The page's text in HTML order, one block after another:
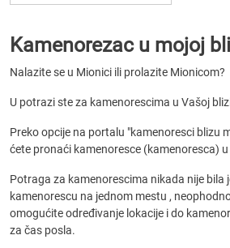
Kamenorezac u mojoj
Nalazite se u Mionici ili prolazite Mionicom?
U potrazi ste za kamenorescima u Vašoj
Preko opcije na portalu "kamenoresci blizu
ćete pronaći kamenoresce (kamenoresca)
Potraga za kamenorescima nikada nije bila
kamenorescu na jednom mestu ,
omogućite određivanje lokacije i do
za čas posla.